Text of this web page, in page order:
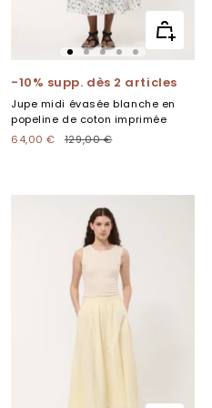
Aller
slide
1
Aller
au
2
Aller
au
3
Aller
au
4
Aller
au
5
Apercu
rapide
-10% supp. dès 2 articles
Jupe midi évasée blanche en
popeline de coton imprimée
Prix
64,00 €
Prix
129,00 €